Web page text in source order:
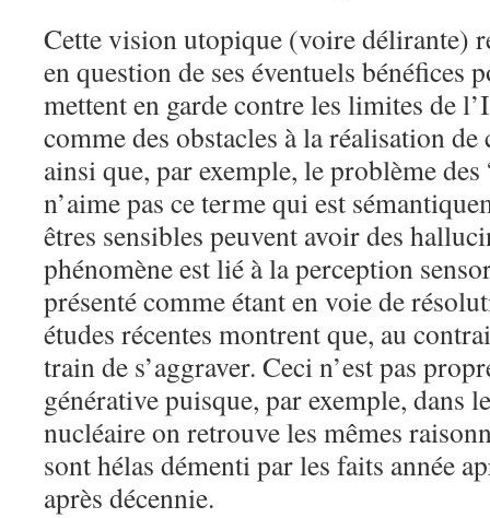
Cette vision utopique (voire délirante)
en question de ses éventuels bénéfices
mettent en garde contre les limites de
comme des obstacles à la réalisation de
ainsi que, par exemple, le problème
n’aime pas ce terme qui est
êtres sensibles peuvent avoir des
phénomène est lié à la perception
présenté comme étant en voie de
études récentes montrent que, au
train de s’aggraver. Ceci n’est pas
générative puisque, par exemple, dans
nucléaire on retrouve les mêmes
sont hélas démenti par les faits année
après décennie.